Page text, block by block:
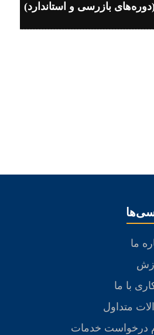
بازرسی و استاندارد)
ما
با ما
متداول
درخواست خدمات